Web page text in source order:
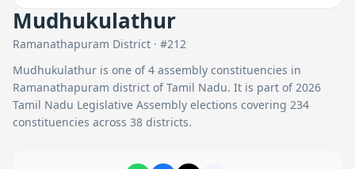
Mudhukulathur
Ramanathapuram District · #212
Mudhukulathur is one of4 assembly constituencies in
Ramanathapuram district of Tamil Nadu. It is part of 2026
Tamil Nadu Legislative Assembly elections covering 234
constituencies across 38 districts.